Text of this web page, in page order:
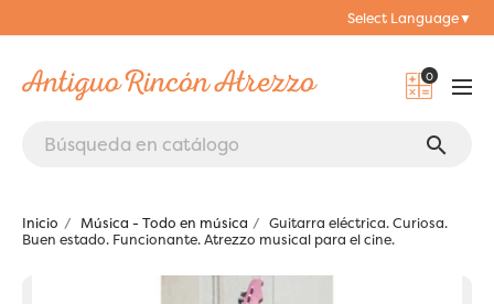
Select Language▼
0
search
Inicio Música - Todo en música
Guitarra eléctrica. Curiosa.
Buen estado. Funcionante. Atrezzo musical para el cine.